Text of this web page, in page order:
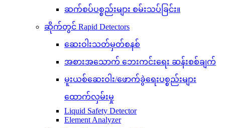
ဆက်စပ်ပစ္စည်းများ စမ်းသပ်ခြင်း။
ဆိုက်တွင် Rapid Detectors
ဆေးဝါးသတ်မှတ်စနစ်
အစားအသောက် ဘေးကင်းရေး ဆန်းစစ်ချက်
မူးယစ်ဆေးဝါး/ဖောက်ခွဲရေးပစ္စည်းများ
ထောက်လှမ်းမှု
Liquid Safety Detector
Element Analyzer